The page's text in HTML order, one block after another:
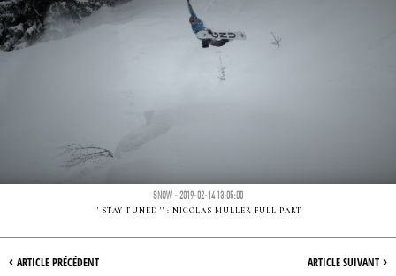
SNOW - 2019-02-14 13:05:00
'' STAY TUNED '' : NICOLAS MULLER FULL PART
ARTICLE SUIVANT ›
‹ ARTICLE PRÉCÉDENT